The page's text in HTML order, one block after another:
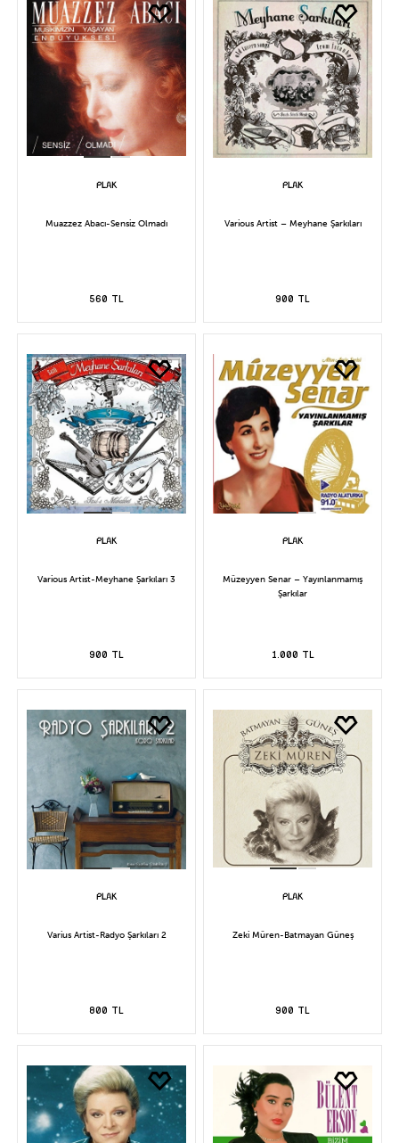
Muazzez Abacı-Sensiz Olmadı
560 TL
Various Artist – Meyhane Şarkıları
900 TL
Various Artist-Meyhane Şarkıları 3
900 TL
Müzeyyen Senar – Yayınlanmamış
Şarkılar
1.000 TL
Varius Artist-Radyo Şarkıları 2
800 TL
Zeki Müren-Batmayan Güneş
900 TL